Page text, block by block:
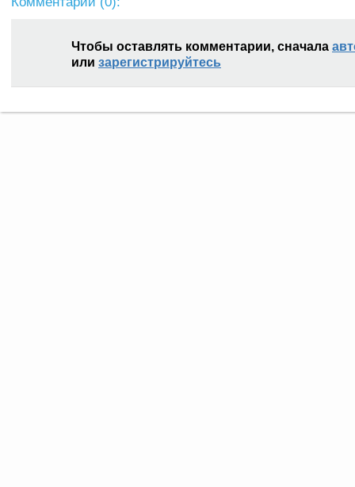
Чтобы оставлять комментарии, сначала
или зарегистрируйтесь